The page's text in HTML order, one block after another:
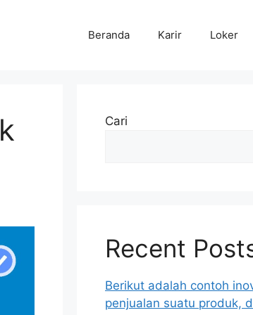
Beranda Karir Loker
Cari
Recent
Berikut adalah contoh
penjualan suatu produk,